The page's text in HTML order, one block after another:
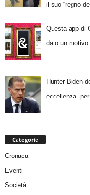
il suo “regno
Questa app di
dato un motivo
Hunter Biden
eccellenza”
Categorie
Cronaca
Eventi
Società